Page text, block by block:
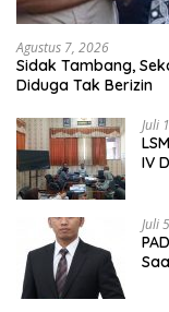
Agustus 7, 2026
Sidak Tambang,
Diduga Tak Berizin
Juli
IV
Juli